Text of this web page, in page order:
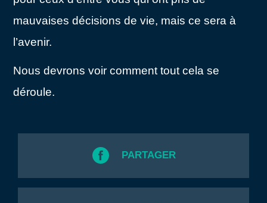
mauvaises décisions de vie, mais ce sera à
l’avenir.
Nous devrons voir comment tout cela se
déroule.
PARTAGER